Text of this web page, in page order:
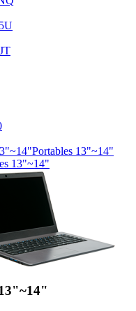
Portables 13"~14"
13"~14"